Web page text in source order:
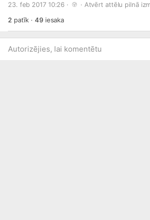
jaunumiem. Tiekās!
23. feb 2017 10:26 · · Atvērt attēlu pilnā
2 patīk ·49iesaka
Autorizējies, lai komentētu